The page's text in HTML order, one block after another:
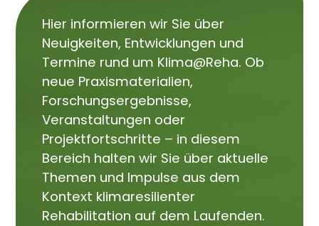
Hier informieren wir Sie über
Neuigkeiten, Entwicklungen und
Termine rund um Klima@Reha. Ob
neue Praxismaterialien,
Forschungsergebnisse,
Veranstaltungen oder
Projektfortschritte – in diesem
Bereich halten wir Sie über aktuelle
Themen und Impulse aus dem
Kontext klimaresilienter
Rehabilitation auf dem Laufenden.